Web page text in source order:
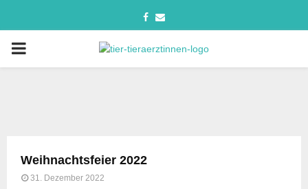
Weihnachtsfeier 2022
31. Dezember 2022